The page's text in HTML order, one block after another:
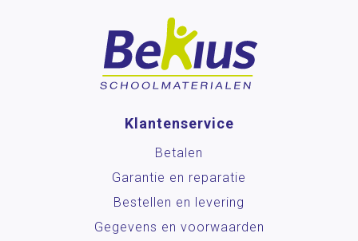
Klantenservice
Betalen
Garantie en reparatie
Bestellen en levering
Gegevens en voorwaarden